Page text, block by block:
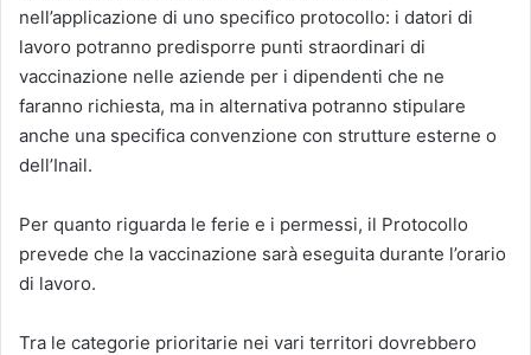
nell’applicazione di uno specifico protocollo: i datori di
lavoro potranno predisporre punti straordinari di
vaccinazione nelle aziende per i dipendenti che ne
faranno richiesta, ma in alternativa potranno stipulare
anche una specifica convenzione con strutture esterne o
dell’Inail.
Per quanto riguarda le ferie e i permessi, il Protocollo
prevede che la vaccinazione sarà eseguita durante l’orario
di lavoro.
Tra le categorie prioritarie nei vari territori dovrebbero